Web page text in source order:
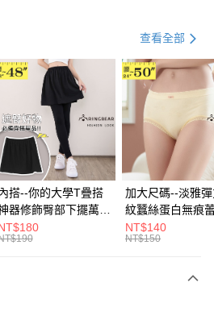
查看全部
搭--你的大學T疊搭
器修飾臀部下擺萬用
搭裙/遮臀裙(黑2L-
Q155眼圈熊中大
加大尺碼--淡雅
紋蠶絲蛋白無痕
角內褲(白.粉.藍.
3L)-L28眼圈熊中
NT$140
NT$150